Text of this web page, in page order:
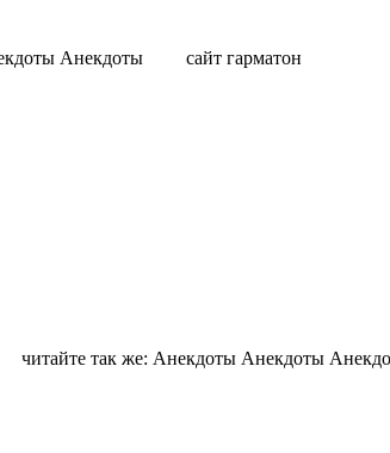
Анекдоты сайт гарматон
Анекдоты Анекдоты